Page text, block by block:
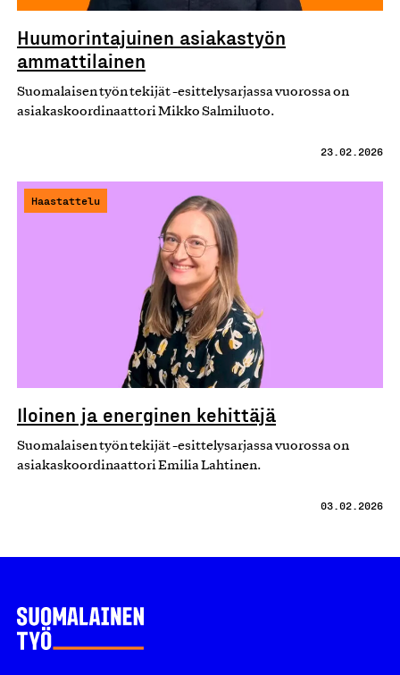
Huumorintajuinen asiakastyön
ammattilainen
Suomalaisen työn tekijät -esittelysarjassa vuorossa on
asiakaskoordinaattori Mikko Salmiluoto.
23.02.2026
Haastattelu
Iloinen ja energinen kehittäjä
Suomalaisen työn tekijät -esittelysarjassa vuorossa on
asiakaskoordinaattori Emilia Lahtinen.
03.02.2026